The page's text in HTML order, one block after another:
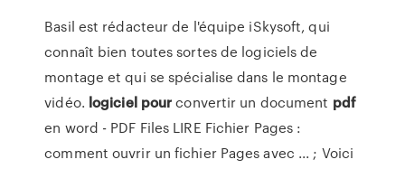
Basil est rédacteur de l'équipe iSkysoft, qui
connaît bien toutes sortes de logiciels de
montage et qui se spécialise dans le montage
vidéo. logiciel pourconvertir un document pdf
en word - PDF Files LIRE Fichier Pages :
comment ouvrir un fichier Pages avec ... ; Voici